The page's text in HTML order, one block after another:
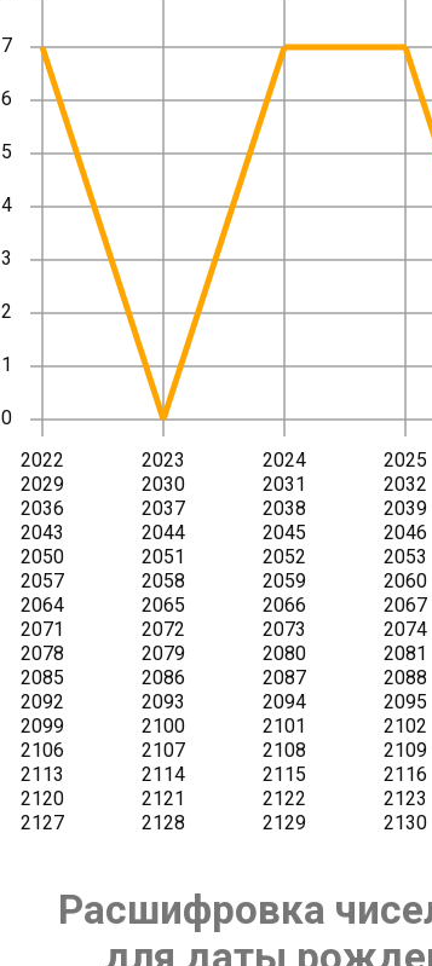
Расшифровка